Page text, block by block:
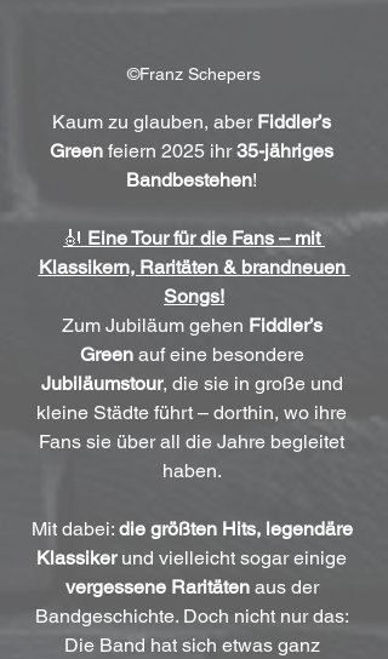
©Franz Schepers
Kaum zu glauben, aber Fiddler’s
Green feiern 2025 ihr 35-jähriges
Bandbestehen!
🎻 Eine Tour für die Fans – mit
Klassikern, Raritäten & brandneuen
Songs!
Zum Jubiläum gehen Fiddler’s
Green auf eine besondere
Jubiläumstour, die sie in große und
kleine Städte führt – dorthin, wo ihre
Fans sie über all die Jahre begleitet
haben.
Mit dabei: die größten Hits, legendäre
Klassiker und vielleicht sogar einige
vergessene Raritäten aus der
Bandgeschichte. Doch nicht nur das:
Die Band hat sich etwas ganz